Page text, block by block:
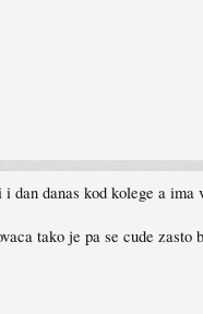
danas kod kolege a ima
tako je pa se cude zasto